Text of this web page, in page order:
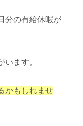
分の有給休暇が
います。
かもしれませ